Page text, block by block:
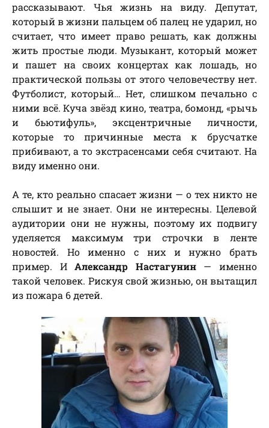
рассказывают. Чья жизнь на виду. Депутат,
который в жизни пальцем об палец не ударил, но
считает, что имеет право решать, как должны
жить простые люди. Музыкант, который может
и пашет на своих концертах как лошадь, но
практической пользы от этого человечеству нет.
Футболист, который… Нет, слишком печально с
ними всё. Куча звёзд кино, театра, бомонд, «рычь
и бьютифуль», эксцентричные личности,
которые то причинные места к брусчатке
прибивают, а то экстрасенсами себя считают. На
виду именно они.
А те, кто реально спасает жизни — о тех никто не
слышит и не знает. Они не интересны. Целевой
аудитории они не нужны, поэтому их подвигу
уделяется максимум три строчки в ленте
новостей. Но именно с них и нужно брать
пример. ИАлександр Настагунин— именно
такой человек. Рискуя свой жизнью, он вытащил
из пожара 6 детей.